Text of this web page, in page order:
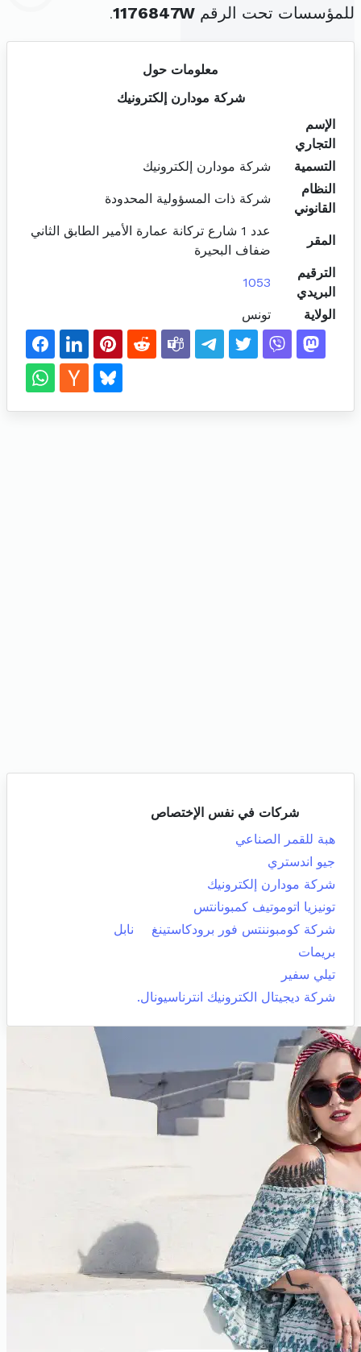
للمؤسسات تحت الرقم 1176847W
.
معلومات حول
شركة مودارن إلكترونيك
الإسم
التجاري
التسمية
شركة مودارن إلكترونيك
النظام
القانوني
شركة ذات المسؤولية المحدودة
المقر
عدد 1 شارع تركانة عمارة الأمير الطابق الثاني
ضفاف البحيرة
الترقيم
البريدي
1053
الولاية تونس
شركات في نفس الإختصاص
هبة للقمر الصناعي
جيو اندستري
شركة مودارن إلكترونيك
تونيزيا اتوموتيف كمبونانتس
شركة كومبوننتس فور برودكاستينغ
نابل
بريمات
تيلي سفير
شركة ديجيتال الكترونيك انترناسيونال.